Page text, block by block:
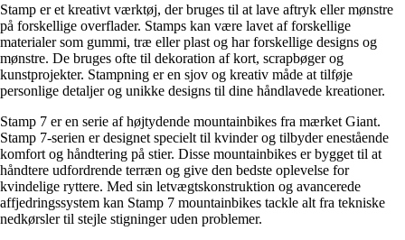
Stamp er et kreativt værktøj, der bruges til at lave aftryk eller mønstre
på forskellige overflader. Stamps kan være lavet af forskellige
materialer som gummi, træ eller plast og har forskellige designs og
mønstre. De bruges ofte til dekoration af kort, scrapbøger og
kunstprojekter. Stampning er en sjov og kreativ måde at tilføje
personlige detaljer og unikke designs til dine håndlavede kreationer.
Stamp 7 er en serie af højtydende mountainbikes fra mærket Giant.
Stamp 7-serien er designet specielt til kvinder og tilbyder enestående
komfort og håndtering på stier. Disse mountainbikes er bygget til at
håndtere udfordrende terræn og give den bedste oplevelse for
kvindelige ryttere. Med sin letvægtskonstruktion og avancerede
affjedringssystem kan Stamp 7 mountainbikes tackle alt fra tekniske
nedkørsler til stejle stigninger uden problemer.